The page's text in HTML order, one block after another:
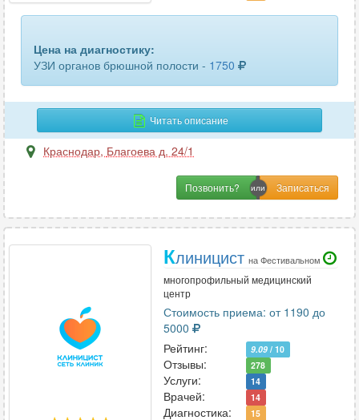
Цена на диагностику:
УЗИ органов брюшной полости - 1750
Читать описание
Краснодар, Благоева д. 24/1
Позвонить?
Клиницист на Фестивальном
многопрофильный медицинский
центр
Стоимость приема: от 1190 до
5000
Рейтинг:
9.09 / 10
Отзывы: 278
Услуги: 14
Врачей: 14
Диагностика: 15